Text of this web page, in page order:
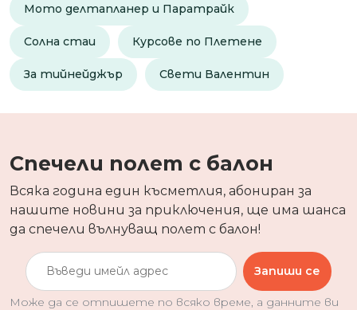
Мото делтапланер и Паратрайк
Солна стаи Курсове по Плетене
За тийнейджър Свети Валентин
Спечели полет с балон
Всяка година един късметлия, абониран за
нашите новини за приключения, ще има шанса
да спечели вълнуващ полет с балон!
Запиши се
Може да се отпишете по всяко време, а данните ви